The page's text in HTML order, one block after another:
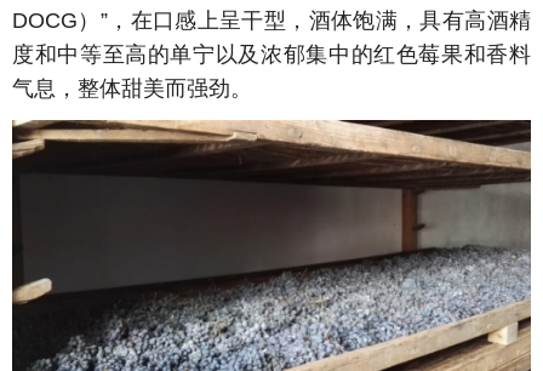
DOCG）”，在口感上呈干型，酒体饱满，具有高酒精
度和中等至高的单宁以及浓郁集中的红色莓果和香料
气息，整体甜美而强劲。